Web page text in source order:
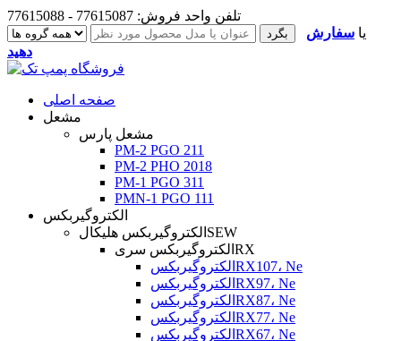
تلفن واحد فروش: 77615087 - 77615088
یا سفارش
دهید
صفحه اصلی
مشعل
مشعل پارس
PM-2 PGO 211
PM-2 PHO 2018
PM-1 PGO 311
PMN-1 PGO 111
الکتروگیربکس
الکتروگیربکس هلیکالSEW
الکتروگیربکس سریRX
الکتروگیربکسRX107، Ne
الکتروگیربکسRX97، Ne
الکتروگیربکسRX87، Ne
الکتروگیربکسRX77، Ne
الکتروگیربکسRX67، Ne